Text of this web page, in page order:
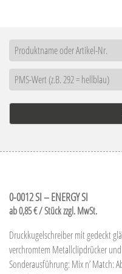
0-0012 SI – ENERGY SI
ab 0,85 € / Stück zzgl. MwSt.
Druckkugelschreiber mit gedeckt
verchromtem Metallclipdrücker
Sonderausführung: Mix n’ Match: